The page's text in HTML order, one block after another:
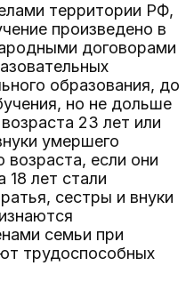
территории РФ,
произведено в
договорами
образования, до
но не дольше
23 лет или
умершего
если они
18 лет стали
сестры и внуки
семьи при
трудоспособных